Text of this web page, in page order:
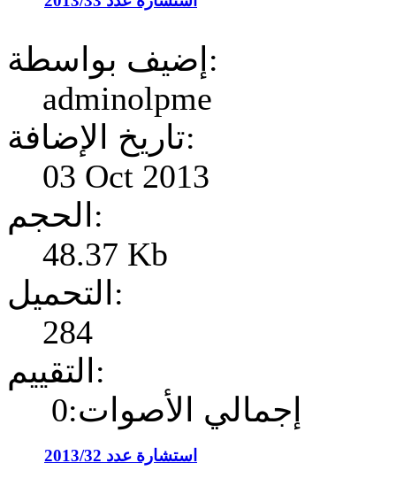
إضيف بواسطة:
adminolpme
تاريخ الإضافة:
03 Oct 2013
الحجم:
48.37 Kb
التحميل:
284
التقييم:
إجمالي الأصوات:0
استشارة عدد 2013/32